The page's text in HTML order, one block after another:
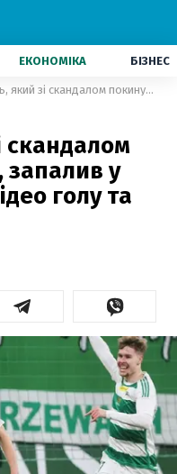
ЕКОНОМІКА БІЗНЕС
Українець, який зі скандалом покинув клуб УПЛ, запалив у Європі: ефектне відео голу та асисту
скандалом
запалив у
голу та